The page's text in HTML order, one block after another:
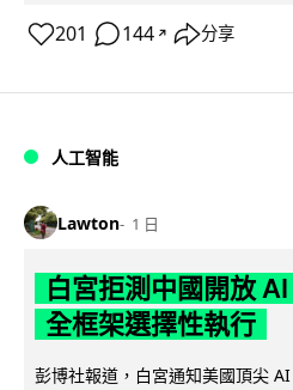
201 144 ↗ 分享
人工智能
Lawton 1 日
白宮拒測中國開放
全框架選擇性執行
彭博社報道，白宮通知美國頂尖